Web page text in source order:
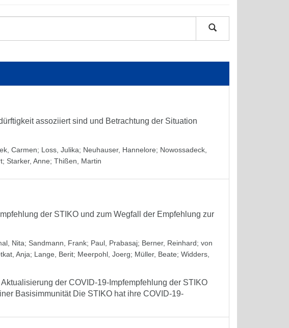
assoziiert sind und Betrachtung der Situation
Carmen; Loss, Julika; Neuhauser, Hannelore; Nowossadeck,
; Starker, Anne; Thißen, Martin
der STIKO und zum Wegfall der Empfehlung zur
Nita; Sandmann, Frank; Paul, Prabasaj; Berner, Reinhard; von
Anja; Lange, Berit; Meerpohl, Joerg; Müller, Beate; Widders,
der COVID-19-Impfempfehlung der STIKO
Basisimmunität Die STIKO hat ihre COVID-19-